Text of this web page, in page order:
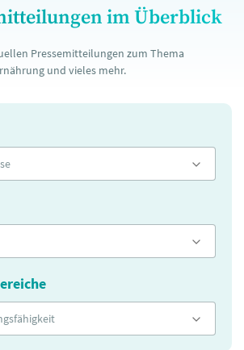
im Überblick
Pressemitteilungen zum Thema
und vieles mehr.